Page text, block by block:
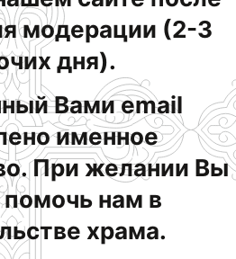
модерации (2-3
дня).
Вами email
именное
При желании Вы
нам в
храма.